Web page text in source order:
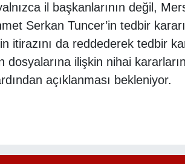
il başkanlarının değil,
Serkan Tuncer’in tedbir
itirazını da reddederek tedbir
dosyalarına ilişkin nihai
açıklanması bekleniyor.